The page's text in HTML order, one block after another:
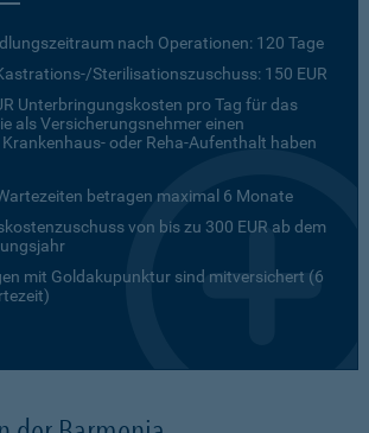
nach Operationen: 120 Tage
Sterilisationszuschuss: 150 EUR
Unterbringungskosten pro Tag für das
als Versicherungsnehmer einen
oder Reha-Aufenthalt haben
betragen maximal 6 Monate
von bis zu 300 EUR ab dem
mit Goldakupunktur sind mitversichert (6